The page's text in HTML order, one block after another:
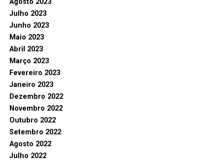
Agosto 2023
Julho 2023
Junho 2023
Maio 2023
Abril 2023
Março 2023
Fevereiro 2023
Janeiro 2023
Dezembro 2022
Novembro 2022
Outubro 2022
Setembro 2022
Agosto 2022
Julho 2022